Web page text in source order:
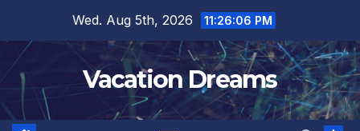
content
Wed. Aug 5th, 2026 11:26:07 PM
Vacation Dreams